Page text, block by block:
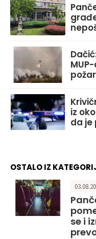
iz
da je
OSTALO IZ
se i